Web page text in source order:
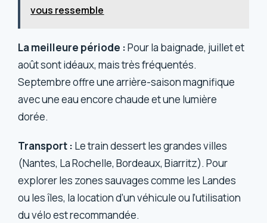
vous ressemble
La meilleure période :Pour la baignade, juillet et
août sont idéaux, mais très fréquentés.
Septembre offre une arrière-saison magnifique
avec une eau encore chaude et une lumière
dorée.
Transport : Le train dessert les grandes villes
(Nantes, La Rochelle, Bordeaux, Biarritz). Pour
explorer les zones sauvages comme les Landes
ou les îles, la location d’un véhicule ou l’utilisation
du vélo est recommandée.